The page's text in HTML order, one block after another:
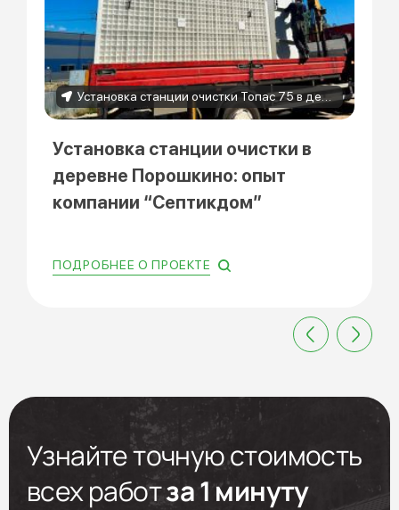
Установка станции очистки Топас 75 в деревне Порошкино
Установка станции очистки в
деревне Порошкино: опыт
компании “Септикдом”
ПОДРОБНЕЕ О ПРОЕКТЕ
Узнайте точную стоимость
всех работза 1 минуту